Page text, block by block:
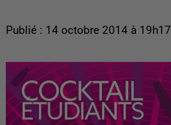
Publié : 14 octobre 2014 à 19h17